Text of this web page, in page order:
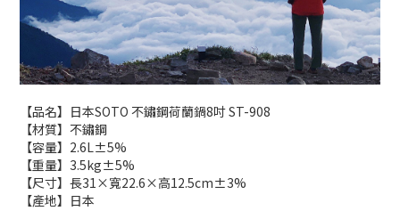
【品名】日本SOTO 不鏽鋼荷蘭鍋8吋 ST-908
【材質】不鏽鋼
【容量】2.6L±5%
【重量】3.5kg±5%
【尺寸】長31×寬22.6×高12.5cm±3%
【產地】日本